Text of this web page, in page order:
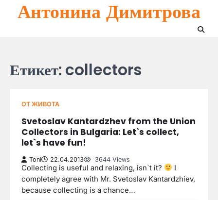
Антонина Димитрова
Етикет: collectors
ОТ ЖИВОТА
Svetoslav Kantardzhev from the Union
Collectors in Bulgaria: Let`s collect,
let`s have fun!
Toni 22.04.2013 3644 Views
Collecting is useful and relaxing, isn`t it?
I
completely agree with Mr. Svetoslav Kantardzhiev,
because collecting is a chance…